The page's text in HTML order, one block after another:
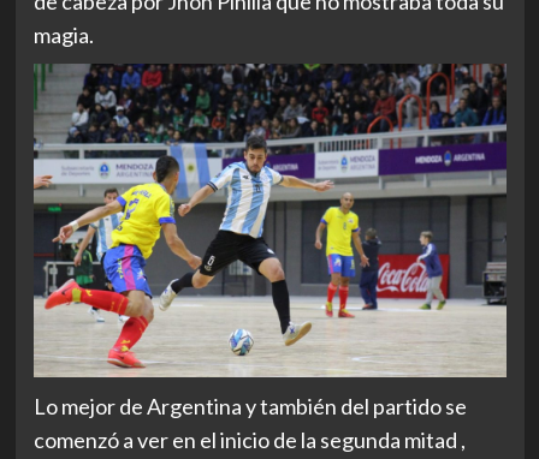
magia.
Lo mejor de Argentina y también del partido se
comenzó a ver en el inicio de la segunda mitad ,